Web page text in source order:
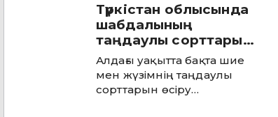
Түркістан облысында
шабдалының
таңдаулы сорттары
өсіріле бастады
Алдағы уақытта бақта шие
мен жүзімнің таңдаулы
сорттарын өсіру